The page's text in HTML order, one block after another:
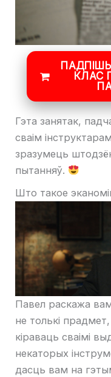
КЛАС
Гэта занятак,
сваім
зразумець
пытанняў.
Што такое
Павел раскажа
не толькі
кіраваць сваімі
некаторых
дасць вам на